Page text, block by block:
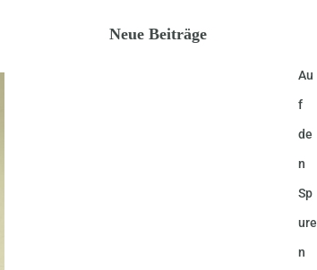
Neue Beiträge
Au
f
de
n
Sp
ure
n